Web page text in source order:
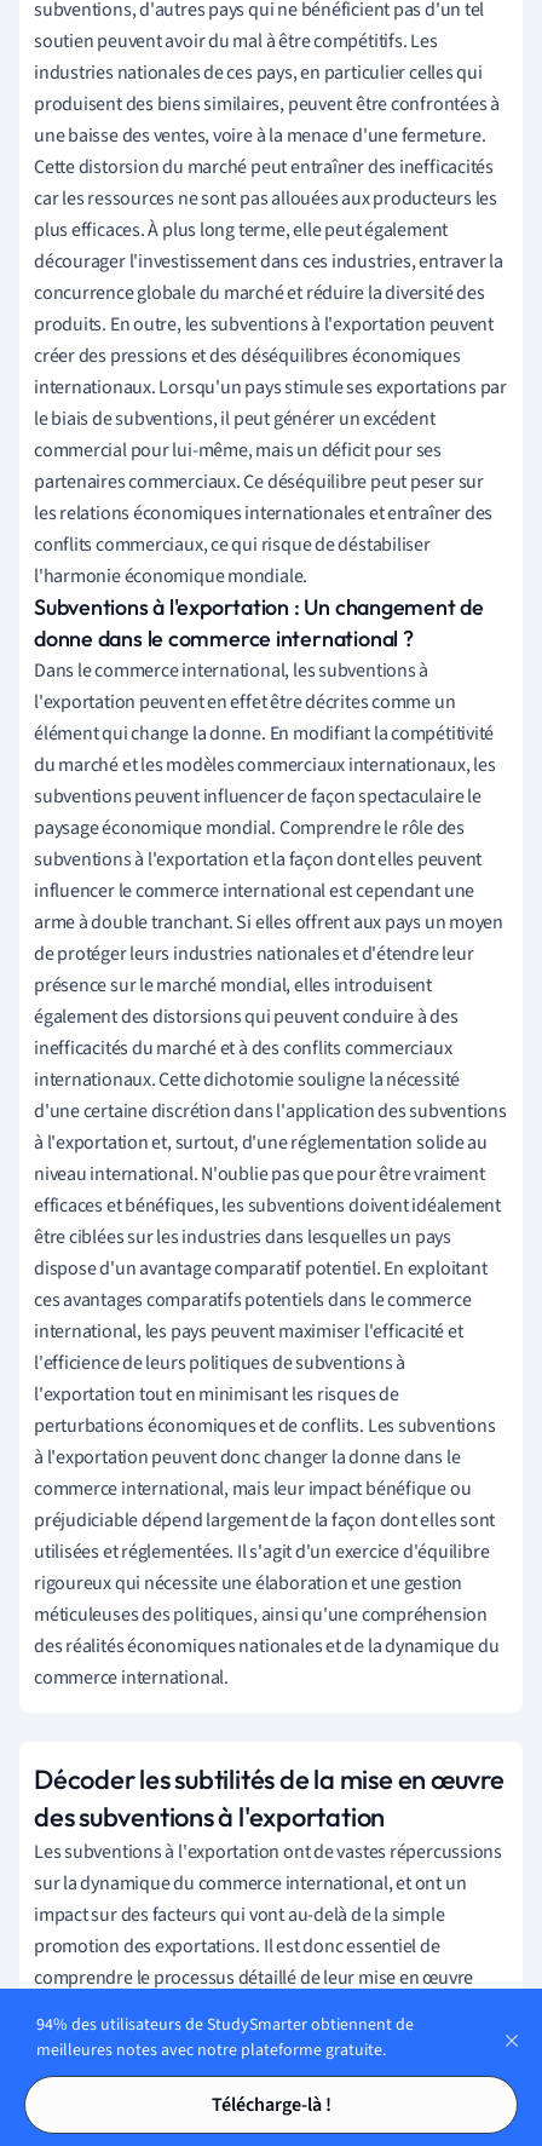
Tables des matières
Tables des matières
subventions, d'autres pays qui ne bénéficient pas d'un tel
soutien peuvent avoir du mal à être compétitifs. Les
industries nationales de ces pays, en particulier celles qui
produisent des biens similaires, peuvent être confrontées à
une baisse des ventes, voire à la menace d'une fermeture.
Cette distorsion du marché peut entraîner des inefficacités
car les ressources ne sont pas allouées aux producteurs les
plus efficaces. À plus long terme, elle peut également
décourager l'investissement dans ces industries, entraver la
concurrence globale du marché et réduire la diversité des
produits. En outre, les subventions à l'exportation peuvent
créer des pressions et des déséquilibres économiques
internationaux. Lorsqu'un pays stimule ses exportations par
le biais de subventions, il peut générer un excédent
commercial pour lui-même, mais un déficit pour ses
partenaires commerciaux. Ce déséquilibre peut peser sur
les relations économiques internationales et entraîner des
conflits commerciaux, ce qui risque de déstabiliser
l'harmonie économique mondiale.
Subventions à l'exportation : Un changement de
donne dans le commerce international ?
Dans le commerce international, les subventions à
l'exportation peuvent en effet être décrites comme un
élément qui change la donne. En modifiant la compétitivité
du marché et les modèles commerciaux internationaux, les
subventions peuvent influencer de façon spectaculaire le
paysage économique mondial. Comprendre le rôle des
subventions à l'exportation et la façon dont elles peuvent
influencer le commerce international est cependant une
arme à double tranchant. Si elles offrent aux pays un moyen
de protéger leurs industries nationales et d'étendre leur
présence sur le marché mondial, elles introduisent
également des distorsions qui peuvent conduire à des
inefficacités du marché et à des conflits commerciaux
internationaux. Cette dichotomie souligne la nécessité
d'une certaine discrétion dans l'application des subventions
à l'exportation et, surtout, d'une réglementation solide au
niveau international. N'oublie pas que pour être vraiment
efficaces et bénéfiques, les subventions doivent idéalement
être ciblées sur les industries dans lesquelles un pays
dispose d'un avantage comparatif potentiel. En exploitant
ces avantages comparatifs potentiels dans le commerce
international, les pays peuvent maximiser l'efficacité et
l'efficience de leurs politiques de subventions à
l'exportation tout en minimisant les risques de
perturbations économiques et de conflits. Les subventions
à l'exportation peuvent donc changer la donne dans le
commerce international, mais leur impact bénéfique ou
préjudiciable dépend largement de la façon dont elles sont
utilisées et réglementées. Il s'agit d'un exercice d'équilibre
rigoureux qui nécessite une élaboration et une gestion
méticuleuses des politiques, ainsi qu'une compréhension
des réalités économiques nationales et de la dynamique du
commerce international.
Décoder les subtilités de la mise en œuvre
des subventions à l'exportation
Les subventions à l'exportation ont de vastes répercussions
sur la dynamique du commerce international, et ont un
impact sur des facteurs qui vont au-delà de la simple
promotion des exportations. Il est donc essentiel de
comprendre le processus détaillé de leur mise en œuvre
Guide étape par étape de la mise en
94% des utilisateurs de StudySmarter obtiennent de
meilleures notes avec notre plateforme gratuite.
Télécharge-là !